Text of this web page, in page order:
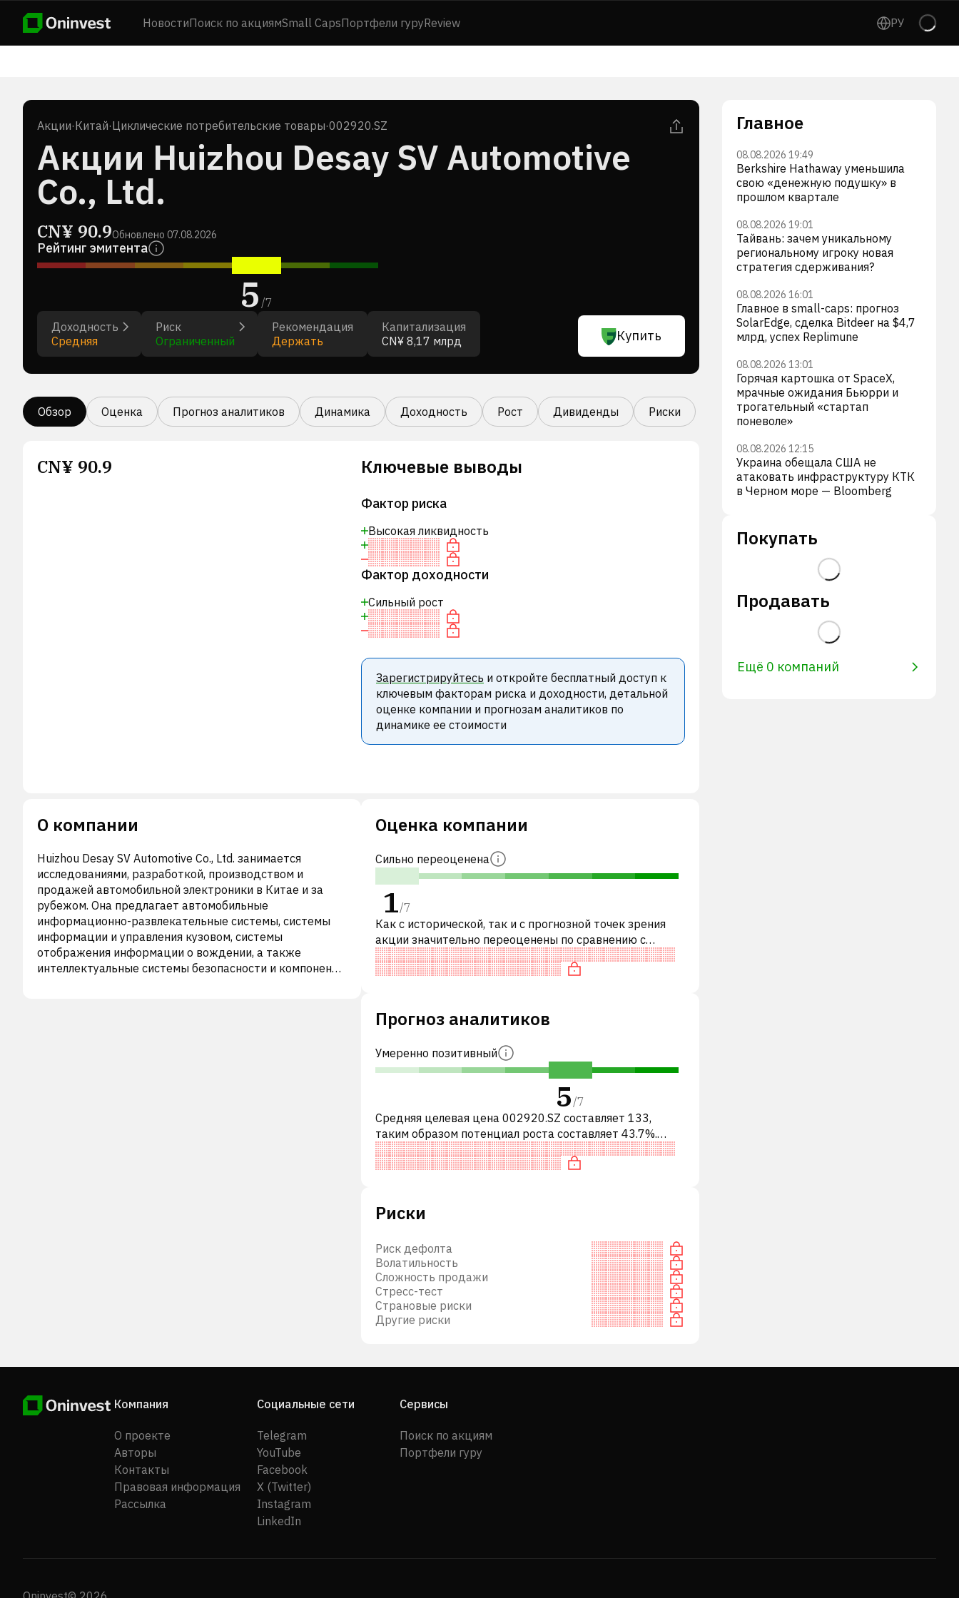
НовостиПоиск по акциямSmall CapsПортфели гуруReview РУ
Акции·Китай·Циклические потребительские товары·002920.SZ
Акции Huizhou Desay SV Automotive
Co., Ltd.
CN¥ 90.9Обновлено 07.08.2026
Рейтинг эмитента
5 /7
Доходность
Средняя
Риск
Ограниченный
Рекомендация
Держать
Капитализация
CN¥ 8,17 млрд
Купить
Обзор Оценка Прогноз аналитиков Динамика Доходность Рост Дивиденды Риски
CN¥ 90.9 Ключевые выводы
Фактор риска
Высокая ликвидность
Фактор доходности
Сильный рост
Зарегистрируйтесь и откройте бесплатный доступ к
ключевым факторам риска и доходности, детальной
оценке компании и прогнозам аналитиков по
динамике ее стоимости
О компании
Huizhou Desay SV Automotive Co., Ltd. занимается
исследованиями, разработкой, производством и
продажей автомобильной электроники в Китае и за
рубежом. Она предлагает автомобильные
информационно-развлекательные системы, системы
информации и управления кузовом, системы
отображения информации о вождении, а также
интеллектуальные системы безопасности и компоненты
Оценка компании
Сильно переоценена
1/7
Как с исторической, так и с прогнозной точек зрения
акции значительно переоценены по сравнению с
аналогичными акциями. В частности, акция компании
разумно оценена по P/E,
Прогноз аналитиков
Умеренно позитивный
5/7
Средняя целевая цена 002920.SZ составляет 133,
таким образом потенциал роста составляет 43.7%.
Обычно это означает рекомендацию «ПОКУПАТЬ»
среди инвестиционных компаний и
Риски
Риск дефолта
Волатильность
Сложность продажи
Стресс-тест
Страновые риски
Другие риски
Главное
08.08.2026 19:49
Berkshire Hathaway уменьшила
свою «денежную подушку» в
прошлом квартале
08.08.2026 19:01
Тайвань: зачем уникальному
региональному игроку новая
стратегия сдерживания?
08.08.2026 16:01
Главное в small-caps: прогноз
SolarEdge, сделка Bitdeer на $4,7
млрд, успех Replimune
08.08.2026 13:01
Горячая картошка от SpaceX,
мрачные ожидания Бьюрри и
трогательный «стартап
поневоле»
08.08.2026 12:15
Украина обещала США не
атаковать инфраструктуру КТК
в Черном море — Bloomberg
Покупать
Продавать
Ещё 0 компаний
Компания
О проекте
Авторы
Контакты
Правовая информация
Рассылка
Социальные сети
Telegram
YouTube
Facebook
X (Twitter)
Instagram
LinkedIn
Сервисы
Поиск по акциям
Портфели гуру